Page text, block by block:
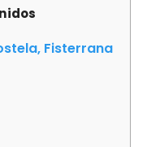
Fisterrana